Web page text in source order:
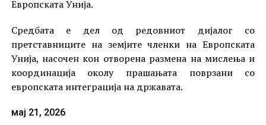
Европската Унија.
Средбата е дел од редовниот дијалог со
претставниците на земјите членки на Европската
Унија, насочен кон отворена размена на мислења и
координација околу прашањата поврзани со
европската интеграција на државата.
мај 21, 2026